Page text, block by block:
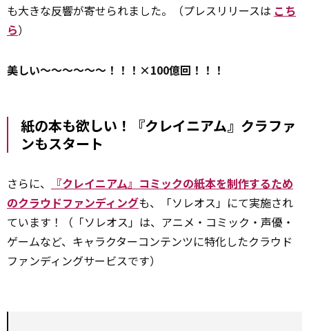
も大きな反響が寄せられました。（プレスリリースは こち
ら）
美しい～～～～～～！！！×100億回！！！
紙の本も欲しい！『クレイニアム』クラファ
ンもスタート
さらに、
『クレイニアム』コミックの紙本を制作するため
のクラウドファンディングも、「ソレオス」にて実施され
ています！（「ソレオス」は、アニメ・コミック・声優・
ゲームなど、キャラクターコンテンツに特化したクラウド
ファンディングサービスです）